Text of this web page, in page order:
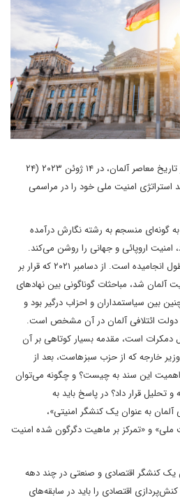
برای اولین‌بار در تاریخ معاصر آلمان، در ۱۴ ژوئن ۲۰۲۳ (۲۴
سند استراتژی امنیت ملی خود را در مراسمی
در بیش از ۷۵ صفحه به گونه‌ای منسجم به رشته نگارش درآمده
اروپائی و جهانی را روشن می‌کند.
حدود ۱۵ ماه، تدوین این سند به طول انجامیده است. از دسامبر ۲۰۲۱ که قرار بر
آلمان شد، مباحثات گوناگونی بین نهادهای
بین سیاستمداران و احزاب درگیر بود و
دولت ائتلافی آلمان در آن مشخص است.
است، مقدمه بسیار کوتاهی بر آن
خارجه که از حزب سبزهاست، بعد از
این سند به چیست؟ و چگونه می‌توان
تحلیل قرار داد؟ در پاسخ باید به
به عنوان یک کنشگر امنیتی»،
ملی» و «تمرکز بر ماهیت دگرگون شده امنیت
یک کنشگر اقتصادی و صنعتی در چند دهه
اقتصادی را باید در سابقه‌های